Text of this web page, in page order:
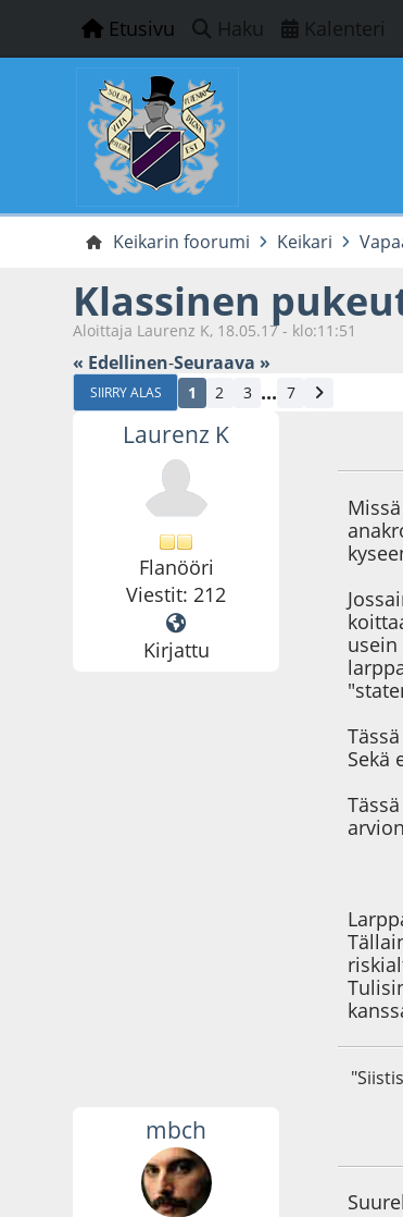
Etusivu Haku Kalenteri
Keikarin foorumi Keikari
Klassinen
Aloittaja Laurenz K, 18.05.17 - klo:11:51
« Edellinen-Seuraava »
SIIRRY ALAS 1 2 3 ... 7
Laurenz K
Flanööri
Viestit: 212
Kirjattu
Sekä
mbch